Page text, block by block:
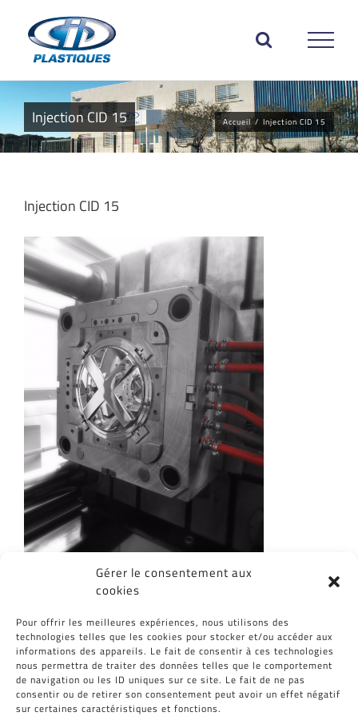
Gérer le consentement aux
cookies
Pour offrir les meilleures expériences, nous utilisons des
technologies telles que les cookies pour stocker et/ou accéder aux
informations des appareils. Le fait de consentir à ces technologies
nous permettra de traiter des données telles que le comportement
de navigation ou les ID uniques sur ce site. Le fait de ne pas
consentir ou de retirer son consentement peut avoir un effet négatif
sur certaines caractéristiques et fonctions.
contenu
Injection CID 15 Accueil / Injection CID 15
Injection CID 15
Partagez cet article, Choisissez votre
Plateforme!
Facebook
TwitterRedditLinkedInWhatsApp
TumblrPinterest
Vk Email